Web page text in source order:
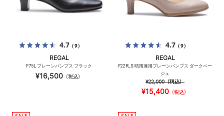
4.7（9）
REGAL
F75L プレーンパンプス ブラック
¥16,500（税込）
4.7（9）
REGAL
F22R_S 晴雨兼用プレーンパンプス ダークベー
ジュ
¥22,000（税込）
¥15,400（税込）